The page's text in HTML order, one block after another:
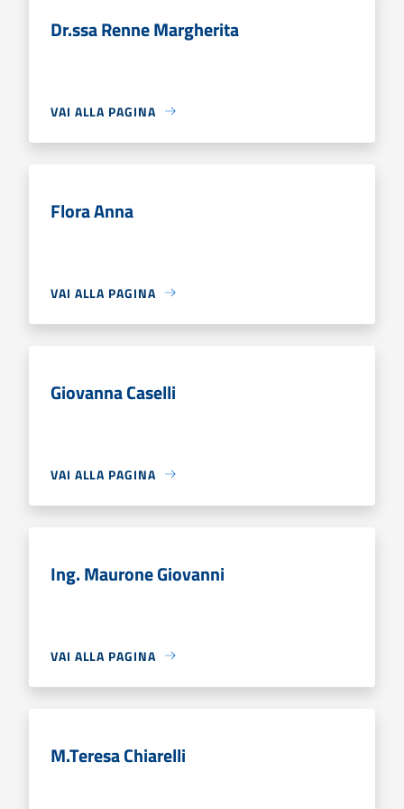
Dr.ssa Renne Margherita
VAI ALLA PAGINA
Flora Anna
VAI ALLA PAGINA
Giovanna Caselli
VAI ALLA PAGINA
Ing. Maurone Giovanni
VAI ALLA PAGINA
M.Teresa Chiarelli